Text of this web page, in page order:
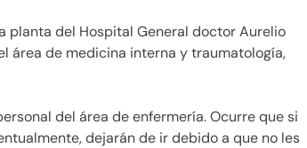
planta del Hospital General doctor Aurelio
área de medicina interna y traumatología,
del área de enfermería. Ocurre que si
dejarán de ir debido a que no les